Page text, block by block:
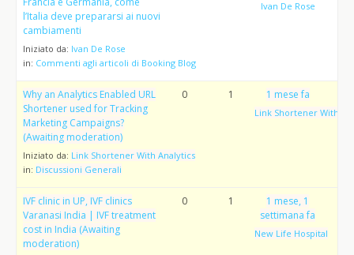
l’Italia deve prepararsi ai nuovi
cambiamenti
Iniziato da: Ivan De Rose
in: Commenti agli articoli di Booking Blog
Ivan De Rose
Why an Analytics Enabled URL
Shortener used for Tracking
Marketing Campaigns?
(Awaiting moderation)
Iniziato da: Link Shortener With Analytics
in: Discussioni Generali
0 1 1 mese fa
Link Shortener With
IVF clinic in UP, IVF clinics
Varanasi India | IVF treatment
cost in India (Awaiting
moderation)
0 1
1 mese, 1
settimana fa
New Life Hospital